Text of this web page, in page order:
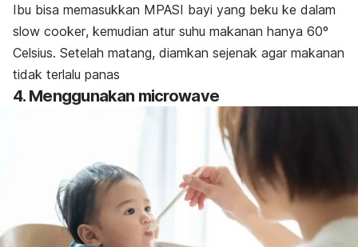
Ibu bisa memasukkan MPASI bayi yang beku ke dalam
slow cooker, kemudian atur suhu makanan hanya 60º
Celsius. Setelah matang, diamkan sejenak agar makanan
tidak terlalu panas
4. Menggunakan microwave